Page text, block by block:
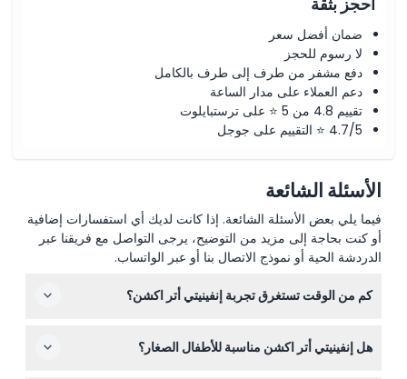
احجز بثقة
ضمان أفضل سعر
لا رسوم للحجز
دفع مشفر من طرف إلى طرف بالكامل
دعم العملاء على مدار الساعة
تقييم 4.8 من 5 ⭐ على ترستبايلوت
4.7/5 ⭐ التقييم على جوجل
الأسئلة الشائعة
فيما يلي بعض الأسئلة الشائعة. إذا كانت لديك أي استفسارات إضافية
أو كنت بحاجة إلى مزيد من التوضيح، يرجى التواصل مع فريقنا عبر
الدردشة الحية أو نموذج الاتصال بنا أو عبر الواتساب.
كم من الوقت تستغرق تجربة إنفينيتي أتر اكشن؟
غرف الوهم المتاهية.
هل إنفينيتي أتر اكشن مناسبة للأطفال الصغار؟